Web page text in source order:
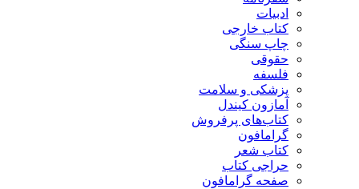
ادبیات
کتاب خارجی
چاپ سنگی
حقوقی
فلسفه
پزشکی و سلامت
آمازون کیندل
کتاب‌های پرفروش
گرامافون
کتاب شعر
حراجی کتاب
صفحه گرامافون